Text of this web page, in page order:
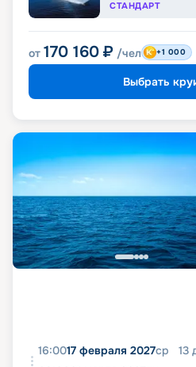
СТАНДАРТ
от 170 160 ₽ /чел +1 000
Выбрать
16:0017 февраля 2027ср 13